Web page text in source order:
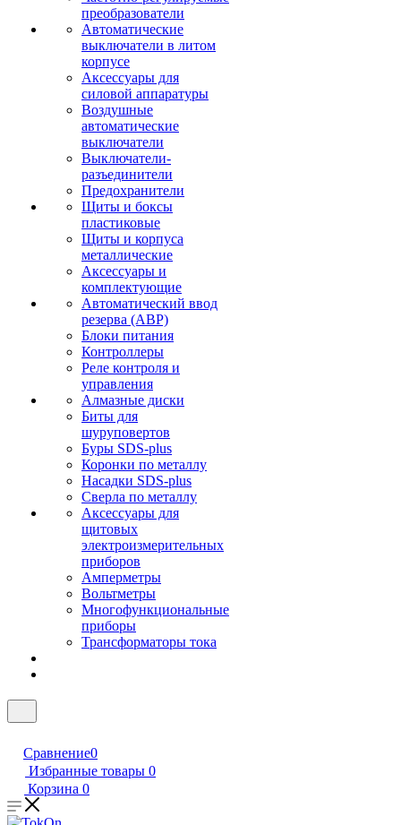
преобразователи
Автоматические
выключатели в литом
корпусе
Аксессуары для
силовой аппаратуры
Воздушные
автоматические
выключатели
Выключатели-
разъединители
Предохранители
Щиты и боксы
пластиковые
Щиты и корпуса
металлические
Аксессуары и
комплектующие
Автоматический ввод
резерва (АВР)
Блоки питания
Контроллеры
Реле контроля и
управления
Алмазные диски
Биты для
шуруповертов
Буры SDS-plus
Коронки по металлу
Насадки SDS-plus
Сверла по металлу
Аксессуары для
щитовых
электроизмерительных
приборов
Амперметры
Вольтметры
Многофункциональные
приборы
Трансформаторы тока
Сравнение0
Избранные товары 0
Корзина 0